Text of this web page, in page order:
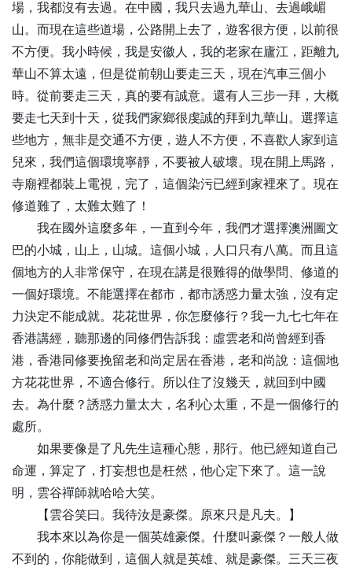
場，我都沒有去過。在中國，我只去過九華山、去過峨嵋
山。而現在這些道場，公路開上去了，遊客很方便，以前很
不方便。我小時候，我是安徽人，我的老家在廬江，距離九
華山不算太遠，但是從前朝山要走三天，現在汽車三個小
時。從前要走三天，真的要有誠意。還有人三步一拜，大概
要走七天到十天，從我們家鄉很虔誠的拜到九華山。選擇這
些地方，無非是交通不方便，遊人不方便，不喜歡人家到這
兒來，我們這個環境寧靜，不要被人破壞。現在開上馬路，
寺廟裡都裝上電視，完了，這個染污已經到家裡來了。現在
修道難了，太難太難了！
我在國外這麼多年，一直到今年，我們才選擇澳洲圖文
巴的小城，山上，山城。這個小城，人口只有八萬。而且這
個地方的人非常保守，在現在講是很難得的做學問、修道的
一個好環境。不能選擇在都市，都市誘惑力量太強，沒有定
力決定不能成就。花花世界，你怎麼修行？我一九七七年在
香港講經，聽那邊的同修們告訴我：虛雲老和尚曾經到香
港，香港同修要挽留老和尚定居在香港，老和尚說：這個地
方花花世界，不適合修行。所以住了沒幾天，就回到中國
去。為什麼？誘惑力量太大，名利心太重，不是一個修行的
處所。
如果要像是了凡先生這種心態，那行。他已經知道自己
命運，算定了，打妄想也是枉然，他心定下來了。這一說
明，雲谷禪師就哈哈大笑。
【 雲谷笑曰。我待汝是豪傑。原來只是凡夫。】
我本來以為你是一個英雄豪傑。什麼叫豪傑？一般人做
不到的，你能做到，這個人就是英雄、就是豪傑。三天三夜